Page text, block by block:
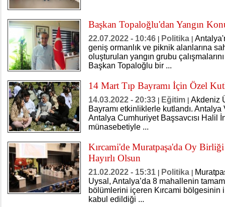
Başkan Topaloğlu'dan Yangın
22.07.2022 - 10:46 Politika
geniş ormanlık ve piknik alanlarına
oluşturulan yangın grubu
Başkan Topaloğlu bir ...
14 Mart Tıp Bayramı İçin Özel
14.03.2022 - 20:33 Eğitim
Akdeniz
Bayramı etkinliklerle kutlandı. Antalya
Antalya Cumhuriyet Başsavcısı Halil
münasebetiyle ...
Kırcami'de Muratpaşa'da Oy
Hayırlı Olsun
21.02.2022 - 15:31 Politika
Uysal, Antalya’da 8 mahallenin
bölümlerini içeren Kırcami bölgesinin
kabul edildiği ...